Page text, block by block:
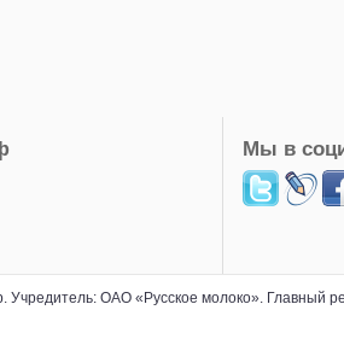
Мы в
Учредитель: ОАО «Русское молоко». Главный